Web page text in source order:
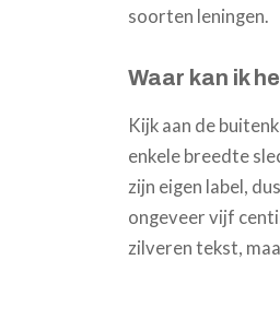
soorten leningen.
Waar kan ik
Kijk aan de
enkele breedte
zijn eigen label,
ongeveer vijf
zilveren tekst,